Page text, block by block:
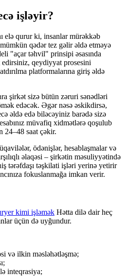
işləyir?
elə qurur ki, insanlar mürəkkəb
qədər tez gəlir əldə etməyə
"açar təhvil" prinsipi əsasında
qeydiyyat prosesini
platformalarına giriş əldə
şirkət sizə bütün zəruri sənədləri
edəcək. Əgər nəsə əskikdirsə,
əldə edə biləcəyiniz barədə sizə
müvafiq xidmətlərə qoşulub
24–48 saat çəkir.
ödənişlər, hesablaşmalar və
əlaqəsi – şirkətin məsuliyyətində
tərəfdaşı təşkilati işləri yerinə yetirir
fokuslanmağa imkan verir.
kimi işləmək Hətta dilə dair heç
üçün də uyğundur.
və ilkin məsləhətləşmə;
inteqrasiya;